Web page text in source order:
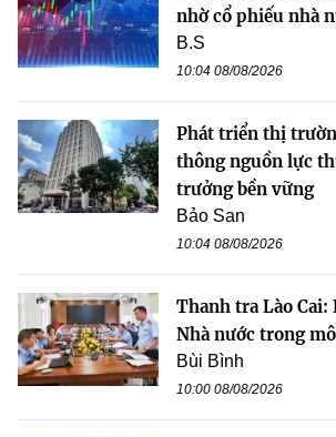
nhờ cổ phiếu nhà
B.S
10:04 08/08/2026
Phát triển thị
thông nguồn lực
trưởng bền vững
Bảo San
10:04 08/08/2026
Thanh tra Lào Cai:
Nhà nước trong
Bùi Bình
10:00 08/08/2026